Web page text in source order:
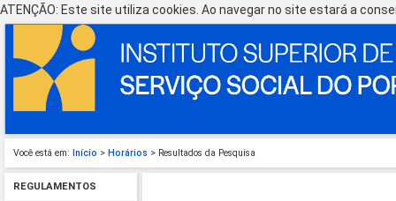
ATENÇÃO: Este site utiliza cookies. Ao navegar no site estará a
Você está em: Início > Horários > Resultados da Pesquisa
REGULAMENTOS